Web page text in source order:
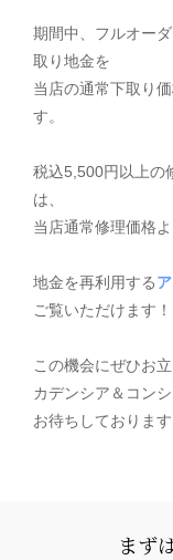
期間中、フルオー
取り地金を
当店の通常下取り
す。
税込5,500円以上の
は、
当店通常修理価格よ
地金を再利用する
ご覧いただけます！
この機会にぜひお
カデンシア＆コン
お待ちしております
まず